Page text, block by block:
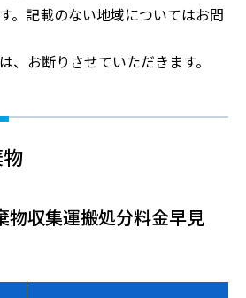
。記載のない地域についてはお問
、お断りさせていただきます。
物収集運搬処分料金早見